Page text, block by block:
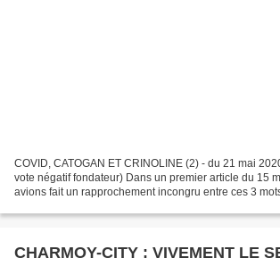
COVID, CATOGAN ET CRINOLINE (2) - du 21 mai
vote négatif fondateur) Dans un premier article du 15
avions fait un rapprochement incongru entre ces 3
CHARMOY-CITY : VIVEMENT LE